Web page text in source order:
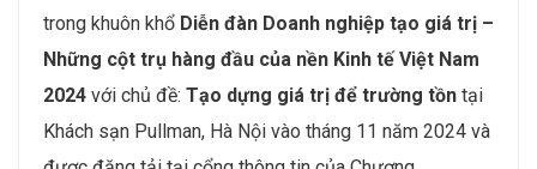
trong khuôn khổ Diễn đàn Doanh nghiệp tạo giá trị –
Những cột trụ hàng đầu của nền Kinh tế Việt Nam
2024 với chủ đề: Tạo dựng giá trị để trường tồn tại
Khách sạn Pullman, Hà Nội vào tháng 11 năm 2024 và